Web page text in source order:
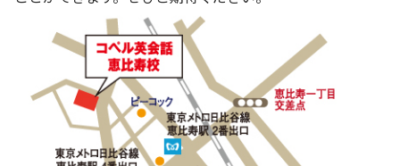
社歌
本社所在地
京進グループが目指す姿
子会社および関係会社
フランチャイズ事業
京進グループの事業所
社会貢献活動
ミャンマーへの支援活動
オリジナルバッグプロジェクト
清華・京進発展フォーラム
ビジョン／経営方針
連結業績・財務
IRライブラリー
IRカレンダー
ディスクロージャーポリシー
新卒採用情報
新卒採用デジタルパンフレット
中途採用
講師（アルバイト）募集
保育事業 採用
特別警報発令時の授業について
Copyright © KYOSHIN Co., Ltd. All rights reserved.